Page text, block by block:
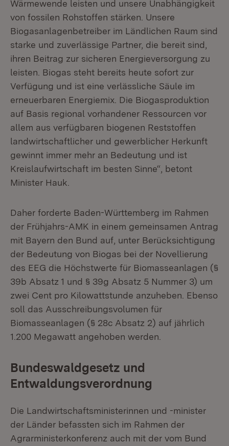
Wärmewende leisten und unsere Unabhängigkeit
von fossilen Rohstoffen stärken. Unsere
Biogasanlagenbetreiber im Ländlichen Raum sind
starke und zuverlässige Partner, die bereit sind,
ihren Beitrag zur sicheren Energieversorgung zu
leisten. Biogas steht bereits heute sofort zur
Verfügung und ist eine verlässliche Säule im
erneuerbaren Energiemix. Die Biogasproduktion
auf Basis regional vorhandener Ressourcen vor
allem aus verfügbaren biogenen Reststoffen
landwirtschaftlicher und gewerblicher Herkunft
gewinnt immer mehr an Bedeutung und ist
Kreislaufwirtschaft im besten Sinne“, betont
Minister Hauk.
Daher forderte Baden-Württemberg im Rahmen
der Frühjahrs-AMK in einem gemeinsamen Antrag
mit Bayern den Bund auf, unter Berücksichtigung
der Bedeutung von Biogas bei der Novellierung
des EEG die Höchstwerte für Biomasseanlagen (§
39b Absatz 1 und § 39g Absatz 5 Nummer 3) um
zwei Cent pro Kilowattstunde anzuheben. Ebenso
soll das Ausschreibungsvolumen für
Biomasseanlagen (§ 28c Absatz 2) auf jährlich
1.200 Megawatt angehoben werden.
Bundeswaldgesetz und
Entwaldungsverordnung
Die Landwirtschaftsministerinnen und -minister
der Länder befassten sich im Rahmen der
Agrarministerkonferenz auch mit der vom Bund